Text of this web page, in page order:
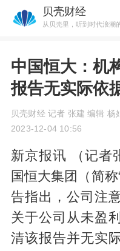
贝壳财经
从贝壳里，听到时代浪潮
中国恒大：机
报告无实际依
贝壳财经 记者 张建 编辑 杨
2023-12-04 10:56
新京报讯 （记者
国恒大集团（简
告指出，公司注
关于公司从未盈
清该报告并无实